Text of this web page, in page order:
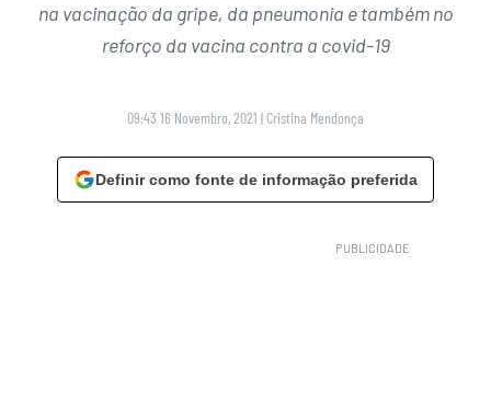
na vacinação da gripe, da pneumonia e também no
reforço da vacina contra a covid-19
09:43 16 Novembro, 2021 | Cristina Mendonça
Definir como fonte de informação preferida